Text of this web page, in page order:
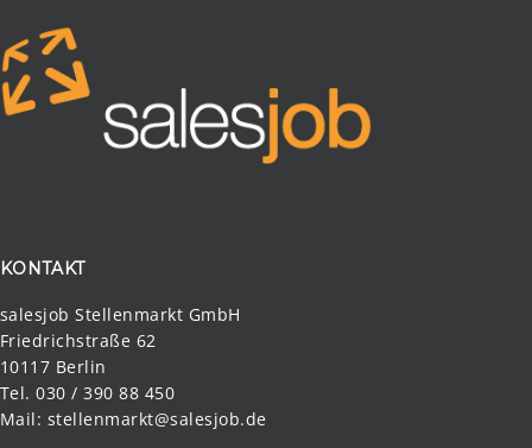
KONTAKT
salesjob Stellenmarkt GmbH
Friedrichstraße 62
10117 Berlin
Tel. 030 / 390 88 450
Mail: stellenmarkt@salesjob.de